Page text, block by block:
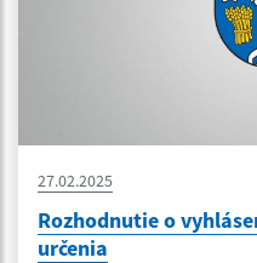
27.02.2025
Rozhodnutie o
určenia